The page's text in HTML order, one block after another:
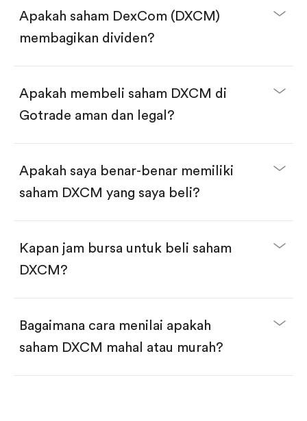
Buka akun dan selesaikan KYC.
Lakukan deposit.
Cari kode "DXCM", lalu klik "Trade".
Klik tombol "Buy".
dua pilihan:
Beli saham secara fractional dalam jumlah
dollar, bisa mulai dari $1.
Swipe up untuk konfirmasi order, pembelian
Apakah saham DexCom (DXCM)
membagikan dividen?
Apakah membeli saham DXCM di
Gotrade aman dan legal?
Apakah saya benar-benar memiliki
saham DXCM yang saya beli?
Kapan jam bursa untuk beli saham
DXCM?
Bagaimana cara menilai apakah
saham DXCM mahal atau murah?